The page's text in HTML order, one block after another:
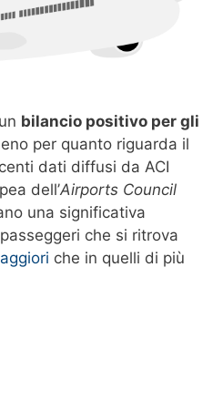
bilancio positivo per gli
per quanto riguarda il
dati diffusi da ACI
dell’Airports Council
una significativa
che si ritrova
che in quelli di più